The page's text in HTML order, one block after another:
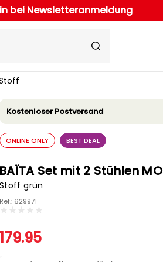
bei Newsletteranmeldung
Kostenloser Postversand
ONLINE ONLY BEST DEAL
BAÏTA Set mit 2 Stühlen
Stoff grün
Ref.: 629971
179.95